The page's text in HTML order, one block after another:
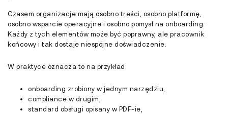
Czasem organizacje mają osobno treści, osobno platformę,
osobno wsparcie operacyjne i osobno pomysł na onboarding.
Każdy z tych elementów może być poprawny, ale pracownik
końcowy i tak dostaje niespójne doświadczenie.
W praktyce oznacza to na przykład:
onboarding zrobiony w jednym narzędziu,
compliance w drugim,
standard obsługi opisany w PDF-ie,